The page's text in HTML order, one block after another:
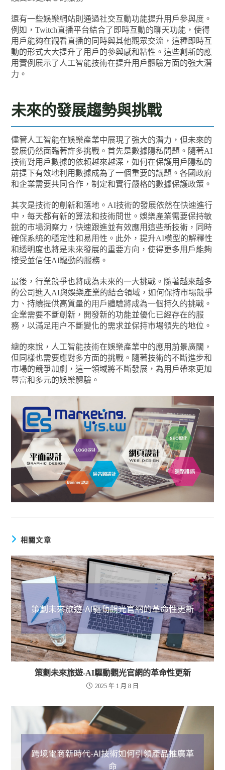
還有一些娛樂網站則通過社交互動功能提升用戶參與度。
例如，Twitch直播平台結合了即時互動的聊天功能，使得
用戶能夠在觀看直播的同時與其他觀眾交流，這種即時互
動的形式大大提升了用戶的參與感和粘性。這些創新的應
用實例展示了人工智能技術在提升用戶體驗方面的強大潛
力。
未來的發展趨勢與挑戰
儘管人工智能在娛樂產業中展現了強大的潛力，但未來的
發展仍然面臨著許多挑戰。首先是數據隱私問題。隨著AI
技術對用戶數據的依賴越來越深，如何在保護用戶隱私的
前提下有效地利用數據成為了一個重要的議題。各國政府
和企業需要共同合作，制定和實行嚴格的數據保護政策。
其次是技術的創新和落地。AI技術的發展依然在快速進行
中，每天都有新的算法和技術問世。娛樂產業需要保持敏
銳的市場洞察力，快速跟進並有效應用這些新技術，同時
確保系統的穩定性和易用性。此外，提升AI模型的解釋性
和透明度也將是未來發展的重要方向，使得更多用戶能夠
接受並信任AI驅動的服務。
最後，行業競爭也將成為未來的一大挑戰。隨著越來越多
的公司進入AI與娛樂產業的結合領域，如何保持市場競爭
力、持續提供高質量的用戶體驗將成為一個持久的挑戰。
企業需要不斷創新，開發新的功能並優化已經存在的服
務，以滿足用户不斷變化的需求並保持市場領先的地位。
總的來說，人工智能技術在娛樂產業中的應用前景廣闊，
但同樣也需要應對多方面的挑戰。隨著技術的不斷進步和
市場的競爭加劇，這一領域將不斷發展，為用戶帶來更加
豐富和多元的娛樂體驗。
相關文章
策劃未來旅遊-AI驅動觀光官網的革命性更新
2025 年 1 月 8 日